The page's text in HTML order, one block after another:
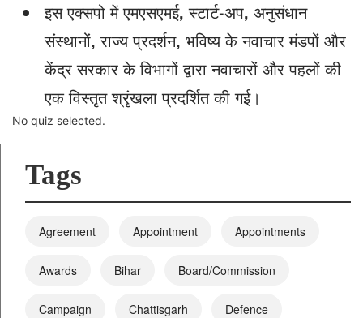
इस एक्सपो में एमएसएमई,स्टार्ट-अप, अनुसंधान
संस्थानों,राज्य प्रदर्शन, भविष्य के नवाचार मंडपों और
केंद्र सरकार के विभागों द्वारा नवाचारों और पहलों की
एक विस्तृत श्रृंखला प्रदर्शित की गई।
No quiz selected.
Tags
Agreement Appointment Appointments
Awards Bihar Board/Commission
Campaign Chattisgarh Defence